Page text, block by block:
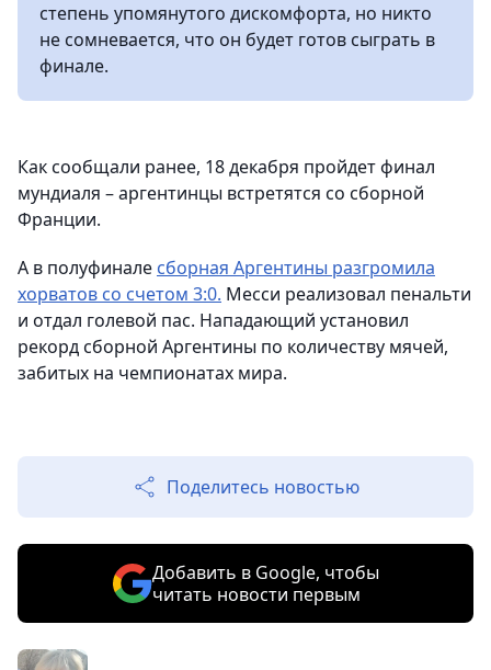
степень упомянутого дискомфорта, но никто
не сомневается, что он будет готов сыграть в
финале.
Как сообщали ранее, 18 декабря пройдет финал
мундиаля – аргентинцы встретятся со сборной
Франции.
А в полуфинале сборная Аргентины разгромила
хорватов со счетом 3:0. Месси реализовал пенальти
и отдал голевой пас. Нападающий установил
рекорд сборной Аргентины по количеству мячей,
забитых на чемпионатах мира.
Поделитесь новостью
Добавить в Google, чтобы
читать новости первым